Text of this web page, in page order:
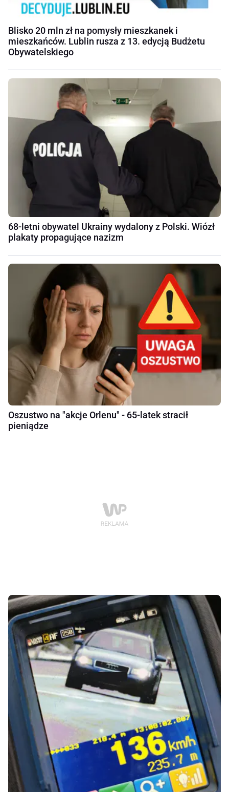
Blisko 20 mln zł na pomysły mieszkanek i
mieszkańców. Lublin rusza z 13. edycją Budżetu
Obywatelskiego
68-letni obywatel Ukrainy wydalony z Polski. Wiózł
plakaty propagujące nazizm
Oszustwo na "akcje Orlenu" - 65-latek stracił
pieniądze